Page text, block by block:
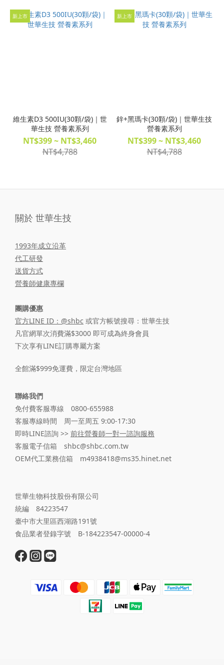
新上市
維生素D3 500IU(30顆/袋)｜世
華生技 營養素系列
NT$399 ~ NT$3,460
NT$4,788
新上市
鋅+黑瑪卡(30顆/袋)｜世華生技
營養素系列
NT$399 ~ NT$3,460
NT$4,788
關於 世華生技
1993年成立沿革
代工研發
送貨方式
營養師健康專欄
團購優惠
官方LINE ID：@shbc 或官方帳號搜尋：世華生技
凡官網單次消費滿$3000 即可成為終身會員
下次享有LINE訂購專屬方案
全館滿$999免運費，限定台灣地區
聯絡我們
免付費客服專線 0800-655988
客服專線時間 周一至周五 9:00-17:30
即時LINE諮詢 >> 前往營養師一對一諮詢服務
客服電子信箱 shbc@shbc.com.tw
OEM代工業務信箱 m4938418@ms35.hinet.net
世華生物科技股份有限公司
統編 84223547
臺中市大里區西湖路191號
食品業者登錄字號 B-184223547-00000-4